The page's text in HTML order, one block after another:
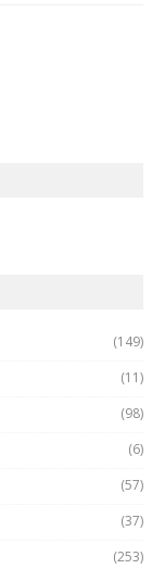
(149)
(11)
(98)
(6)
(57)
(37)
(253)